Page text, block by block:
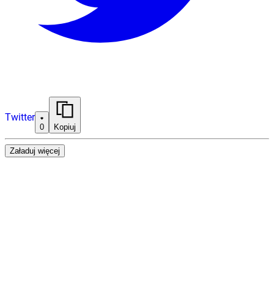
Twitter
0 Kopiuj
Załaduj więcej